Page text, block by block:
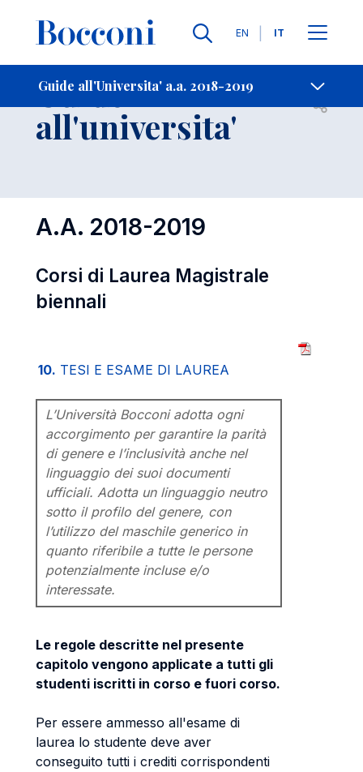
Lingue
EN IT
Guide all'Universita' a.a. 2018-2019
-
Guide
all'universita' Open
A.A. 2018-2019
Corsi di Laurea Magistrale
biennali
10. TESI E ESAME DI LAUREA
L’Università Bocconi adotta ogni
accorgimento per garantire la parità
di genere e l’inclusività anche nel
linguaggio dei suoi documenti
ufficiali. Adotta un linguaggio neutro
sotto il profilo del genere, con
l’utilizzo del maschile generico in
quanto riferibile a tutte le persone
potenzialmente incluse e/o
interessate.
Le regole descritte nel presente
capitolo vengono applicate a tutti gli
studenti iscritti in corso e fuori corso.
Per essere ammesso all'esame di
laurea lo studente deve aver
conseguito tutti i crediti corrispondenti